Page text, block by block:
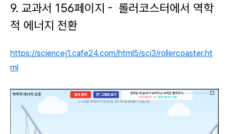
9. 교과서 156페이지 - 롤러코스터에서 역학
적 에너지 전환
https://sciencej1.cafe24.com/html5/sci3/rollercoaster.ht
ml